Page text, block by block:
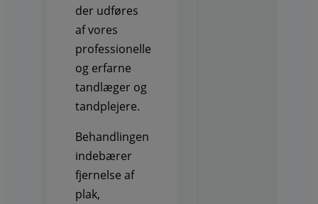
der udføres
af vores
professionelle
og erfarne
tandlæger og
tandplejere.
Behandlingen
indebærer
fjernelse af
plak,